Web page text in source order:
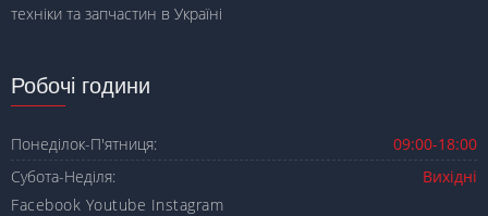
техніки та запчастин в Україні
Робочі години
Понеділок-П'ятниця:
09:00-18:00
Субота-Неділя:
Вихідні
Facebook Youtube Instagram